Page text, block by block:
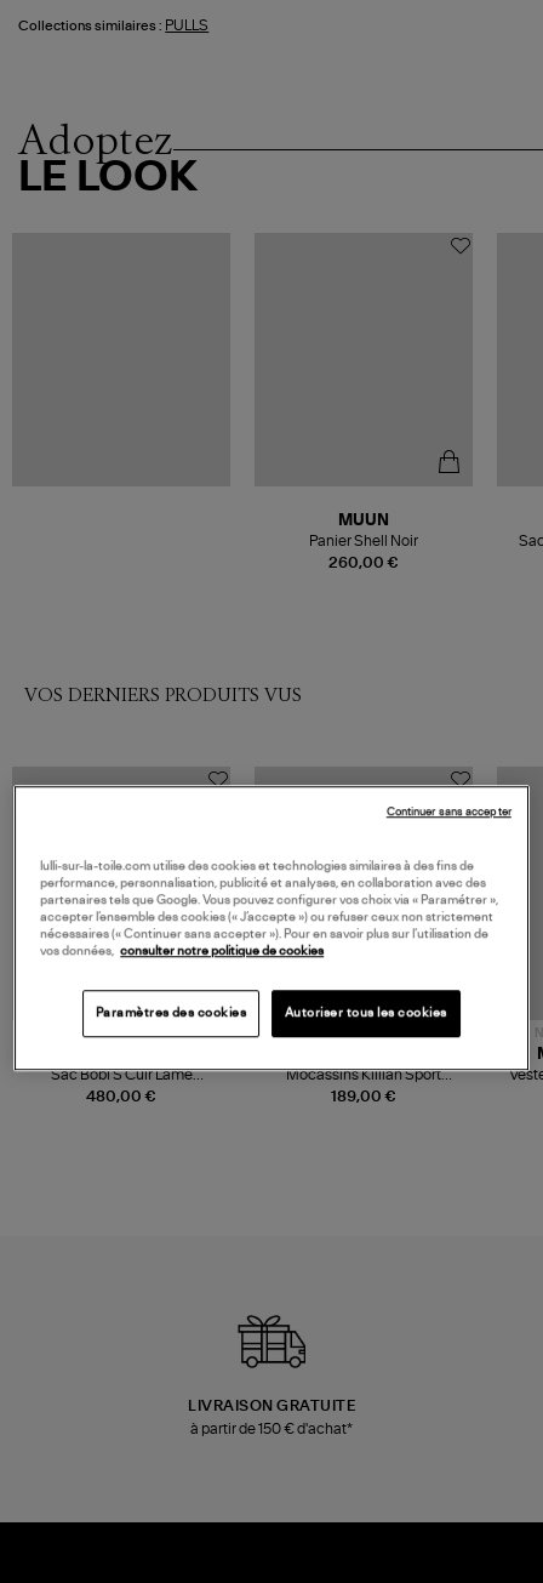
Collections similaires : PULLS
Adoptez
LE LOOK
260,00 €
MUUN
Panier Shell Noir
VOS DERNIERS PRODUITS VUS
480,00 €
Sac Bobi S Cuir Lamé
Champagne
189,00 €
Mocassins Killian Sport
Mousse
LIVRAISON GRATUITE
à partir de 150 € d'achat*
lulli-sur-la-toile.com utilise des cookies et technologies similaires à des fins de
performance, personnalisation, publicité et analyses, en collaboration avec des
partenaires tels que Google. Vous pouvez configurer vos choix via « Paramétrer »,
accepter l’ensemble des cookies (« J’accepte ») ou refuser ceux non strictement
nécessaires (« Continuer sans accepter »). Pour en savoir plus sur l’utilisation de
vos données,
consulter notre politique de cookies
Paramètres des cookies Autoriser tous les cookies
Continuer sans accepter